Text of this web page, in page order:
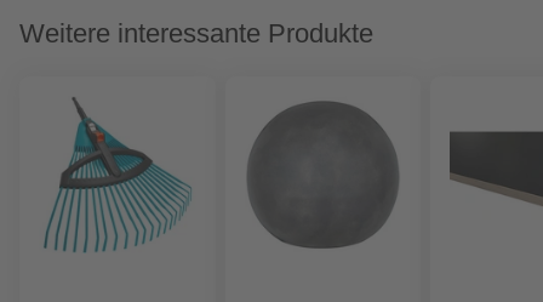
Weitere interessante Produkte